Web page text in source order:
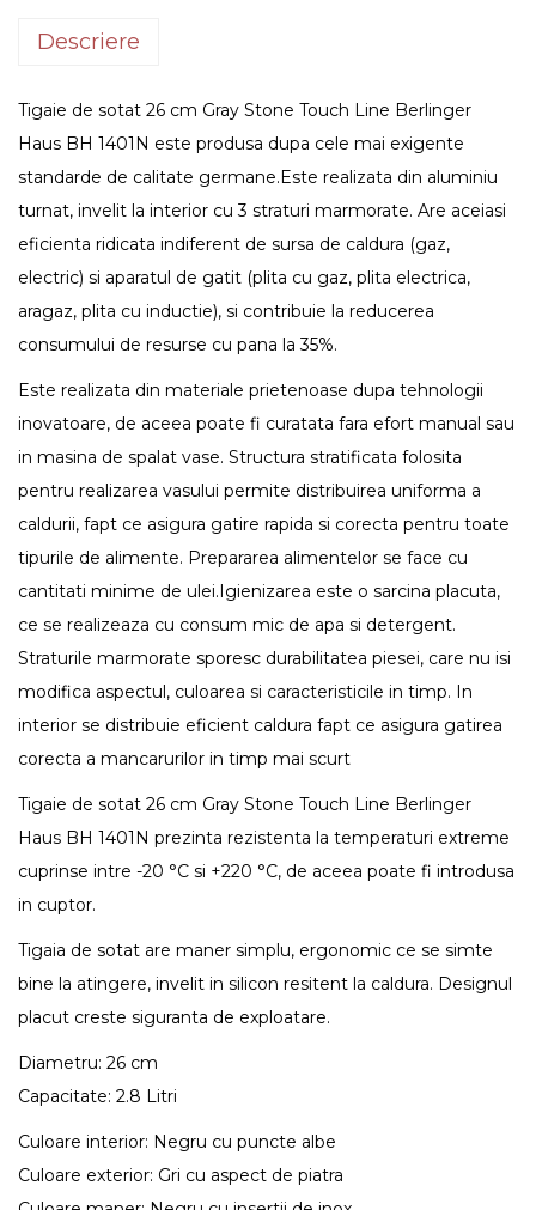
Descriere
Tigaie de sotat 26 cm Gray Stone Touch Line Berlinger
Haus BH 1401N este produsa dupa cele mai exigente
standarde de calitate germane.Este realizata din aluminiu
turnat, invelit la interior cu 3 straturi marmorate. Are aceiasi
eficienta ridicata indiferent de sursa de caldura (gaz,
electric) si aparatul de gatit (plita cu gaz, plita electrica,
aragaz, plita cu inductie), si contribuie la reducerea
consumului de resurse cu pana la 35%.
Este realizata din materiale prietenoase dupa tehnologii
inovatoare, de aceea poate fi curatata fara efort manual sau
in masina de spalat vase. Structura stratificata folosita
pentru realizarea vasului permite distribuirea uniforma a
caldurii, fapt ce asigura gatire rapida si corecta pentru toate
tipurile de alimente. Prepararea alimentelor se face cu
cantitati minime de ulei.Igienizarea este o sarcina placuta,
ce se realizeaza cu consum mic de apa si detergent.
Straturile marmorate sporesc durabilitatea piesei, care nu isi
modifica aspectul, culoarea si caracteristicile in timp. In
interior se distribuie eficient caldura fapt ce asigura gatirea
corecta a mancarurilor in timp mai scurt
Tigaie de sotat 26 cm Gray Stone Touch Line Berlinger
Haus BH 1401N prezinta rezistenta la temperaturi extreme
cuprinse intre -20 °C si +220 °C, de aceea poate fi introdusa
in cuptor.
Tigaia de sotat are maner simplu, ergonomic ce se simte
bine la atingere, invelit in silicon resitent la caldura. Designul
placut creste siguranta de exploatare.
Diametru: 26 cm
Capacitate: 2.8 Litri
Culoare interior: Negru cu puncte albe
Culoare exterior: Gri cu aspect de piatra